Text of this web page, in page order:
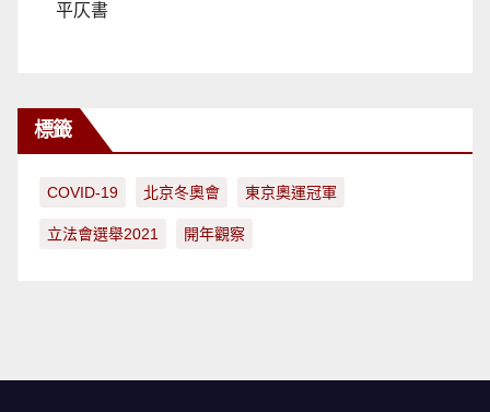
平仄書
標籤
COVID-19 北京冬奧會 東京奧運冠軍
立法會選舉2021 開年觀察